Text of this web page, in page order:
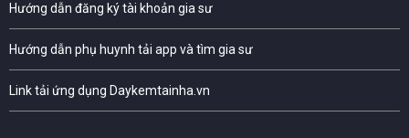
Hướng dẫn đăng ký tài khoản gia sư
Hướng dẫn phụ huynh tải app và tìm gia sư
Link tải ứng dụng Daykemtainha.vn